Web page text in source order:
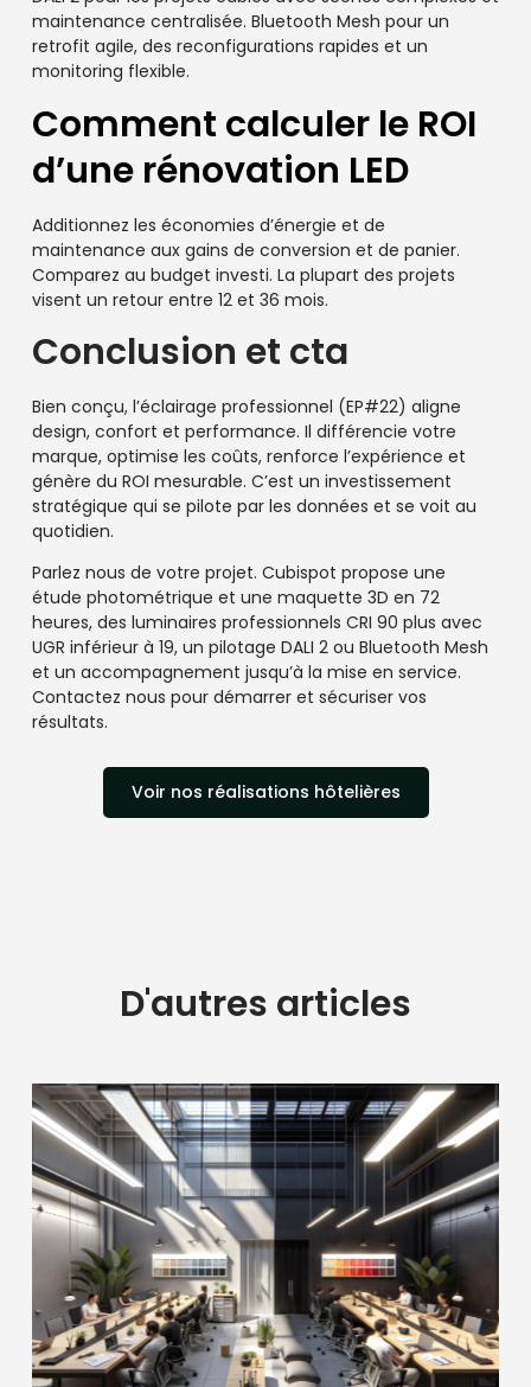
maintenance centralisée. Bluetooth Mesh pour un
retrofit agile, des reconfigurations rapides et un
monitoring flexible.
Comment calculer le ROI
d’une rénovation LED
Additionnez les économies d’énergie et de
maintenance aux gains de conversion et de panier.
Comparez au budget investi. La plupart des projets
visent un retour entre 12 et 36 mois.
Conclusion et cta
Bien conçu, l’éclairage professionnel (EP#22) aligne
design, confort et performance. Il différencie votre
marque, optimise les coûts, renforce l’expérience et
génère du ROI mesurable. C’est un investissement
stratégique qui se pilote par les données et se voit au
quotidien.
Parlez nous de votre projet. Cubispot propose une
étude photométrique et une maquette 3D en 72
heures, des luminaires professionnels CRI 90 plus avec
UGR inférieur à 19, un pilotage DALI 2 ou Bluetooth Mesh
et un accompagnement jusqu’à la mise en service.
Contactez nous pour démarrer et sécuriser vos
résultats.
Voir nos réalisations hôtelières
D'autres articles